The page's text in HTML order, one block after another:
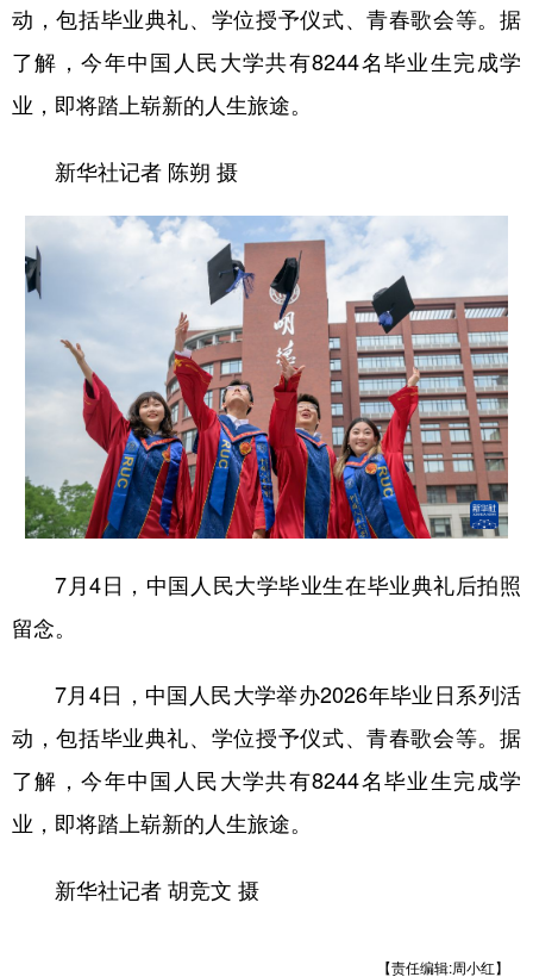
动，包括毕业典礼、学位授予仪式、青春歌会等。据
了解，今年中国人民大学共有8244名毕业生完成学
业，即将踏上崭新的人生旅途。
新华社记者 陈朔 摄
7月4日，中国人民大学毕业生在毕业典礼后拍照
留念。
7月4日，中国人民大学举办2026年毕业日系列活
动，包括毕业典礼、学位授予仪式、青春歌会等。据
了解，今年中国人民大学共有8244名毕业生完成学
业，即将踏上崭新的人生旅途。
新华社记者 胡竞文 摄
【责任编辑:周小红】